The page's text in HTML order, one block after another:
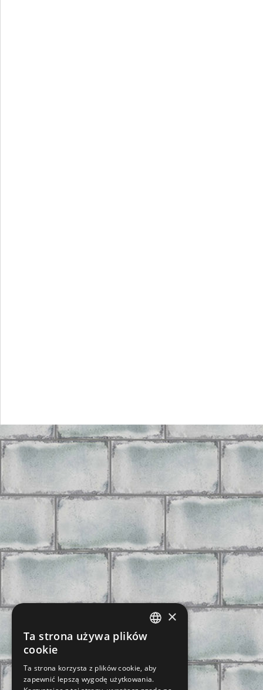
GERMAN
×
Ta strona używa plików
cookie
Ta strona korzysta z plików cookie, aby
zapewnić lepszą wygodę użytkowania.